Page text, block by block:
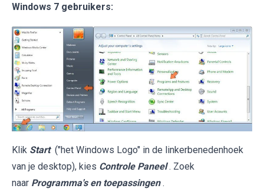
Windows 7 gebruikers:
Klik Start ("het Windows Logo" in de linkerbenedenhoek
van je desktop), kies Controle Paneel . Zoek
naar Programma's en toepassingen .